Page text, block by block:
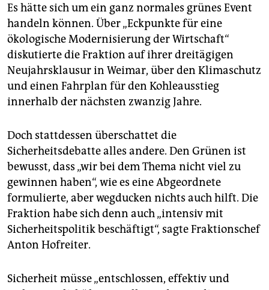
abo
genossenschaft
epaper login
Es hätte sich um ein ganz normales grünes Event
handeln können. Über „Eckpunkte für eine
ökologische Modernisierung der Wirtschaft“
diskutierte die Fraktion auf ihrer dreitägigen
Neujahrsklausur in Weimar, über den Klimaschutz
und einen Fahrplan für den Kohleausstieg
innerhalb der nächsten zwanzig Jahre.
Doch stattdessen überschattet die
Sicherheitsdebatte alles andere. Den Grünen ist
bewusst, dass „wir bei dem Thema nicht viel zu
gewinnen haben“, wie es eine Abgeordnete
formulierte, aber wegducken nichts auch hilft. Die
Fraktion habe sich denn auch „intensiv mit
Sicherheitspolitik beschäftigt“, sagte Fraktionschef
Anton Hofreiter.
Sicherheit müsse „entschlossen, effektiv und